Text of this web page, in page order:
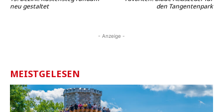
neu gestaltet
den Tangentenpark
- Anzeige -
MEISTGELESEN